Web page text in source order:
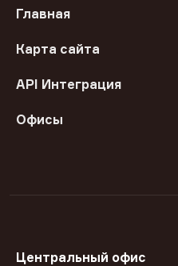
Главная
Карта сайта
API Интеграция
Офисы
Центральный офис